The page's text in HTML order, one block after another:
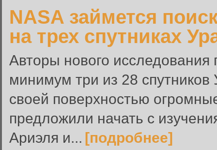
NASA займется
на трех спутниках
Авторы нового исследования
минимум три из 28 спутников
своей поверхностью
предложили начать с
Ариэля и... [подробнее]